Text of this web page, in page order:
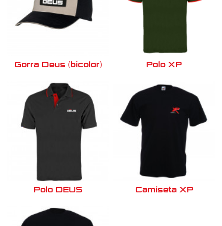
Gorra Deus (bicolor) Polo XP
Polo DEUS Camiseta XP